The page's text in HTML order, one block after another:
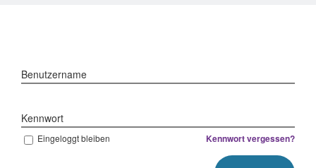
Benutzername
Kennwort
Eingeloggt bleiben Kennwort vergessen?